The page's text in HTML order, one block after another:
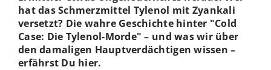
hat das Schmerzmittel Tylenol mit Zyankali
versetzt? Die wahre Geschichte hinter "Cold
Case: Die Tylenol-Morde" – und was wir über
den damaligen Hauptverdächtigen wissen –
erfährst Du hier.